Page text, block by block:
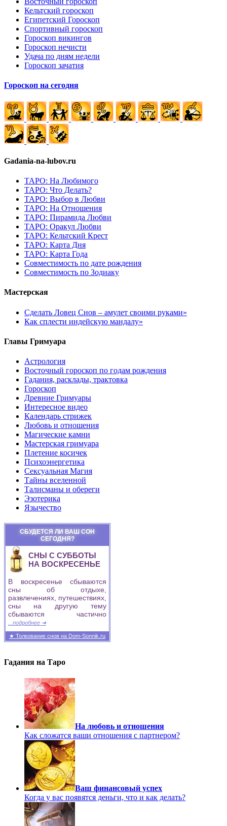
Кельтский гороскоп
Египетский Гороскоп
Спортивный гороскоп
Гороскоп викингов
Гороскоп нечисти
Удача по дням недели
Гороскоп зачатия
Гороскоп на сегодня
Gadania-na-lubov.ru
ТАРО: На Любимого
ТАРО: Что Делать?
ТАРО: Выбор в Любви
ТАРО: На Отношения
ТАРО: Пирамида Любви
ТАРО: Оракул Любви
ТАРО: Кельтский Крест
ТАРО: Карта Дня
ТАРО: Карта Года
Cовместимость по дате рождения
Cовместимость по Зодиаку
Мастерская
Сделать Ловец Снов – амулет своими руками»
Как сплести индейскую мандалу»
Главы Гримуара
Астрология
Восточный гороскоп по годам рождения
Гадания, расклады, трактовка
Гороскоп
Древние Гримуары
Интересное видео
Календарь стрижек
Любовь и отношения
Магические камни
Мастерская гримуара
Плетение косичек
Психоэнергетика
Сексуальная Магия
Тайны вселенной
Талисманы и обереги
Эзотерика
Язычество
СБУДЕТСЯ ЛИ ВАШ СОН
СЕГОДНЯ?
СНЫ С СУББОТЫ
НА ВОСКРЕСЕНЬЕ
В воскресенье сбываются
сны об отдыхе,
развлечениях, путешествиях,
сны на другую тему
сбываются частично
...подробнее ➜
★ Толкование снов на Dom-Sonnik.ru
Гадания на Таро
На любовь и отношения
Как сложатся ваши отношения с партнером?
Ваш финансовый успех
Когда у вас появятся деньги, что и как делать?